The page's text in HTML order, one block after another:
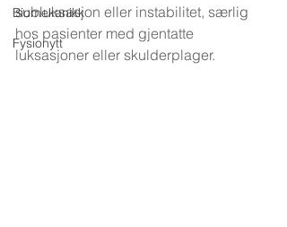
Biomekanikk
Fysionytt
subluksasjon eller instabilitet, særlig
hos pasienter med gjentatte
luksasjoner eller skulderplager.